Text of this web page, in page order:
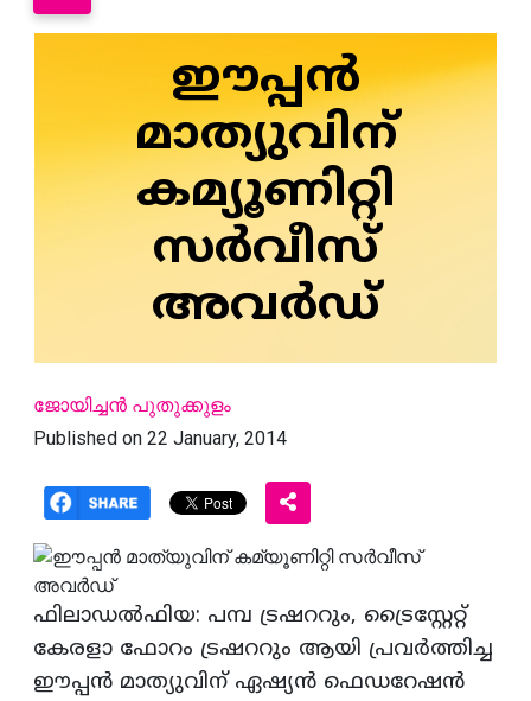
ഈപ്പന്‍
മാത്യുവിന്‌
കമ്യൂണിറ്റി
സര്‍വീസ്‌
അവര്‍ഡ്‌
ജോയിച്ചന്‍ പുതുക്കുളം
Published on 22 January, 2014
ഫിലാഡല്‍ഫിയ: പമ്പ ട്രഷററും, ട്രൈസ്റ്റേറ്റ്‌
കേരളാ ഫോറം ട്രഷററും ആയി പ്രവര്‍ത്തിച്ച
ഈപ്പന്‍ മാത്യുവിന്‌ ഏഷ്യന്‍ ഫെഡറേഷന്‍